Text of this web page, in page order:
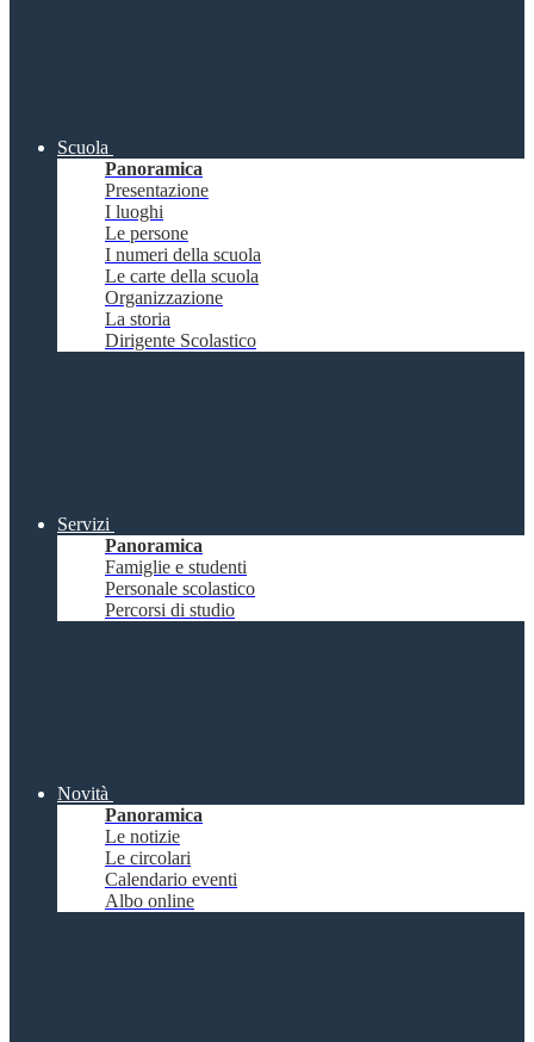
Scuola
Panoramica
Presentazione
I luoghi
Le persone
I numeri della scuola
Le carte della scuola
Organizzazione
La storia
Dirigente Scolastico
Servizi
Panoramica
Famiglie e studenti
Personale scolastico
Percorsi di studio
Novità
Panoramica
Le notizie
Le circolari
Calendario eventi
Albo online